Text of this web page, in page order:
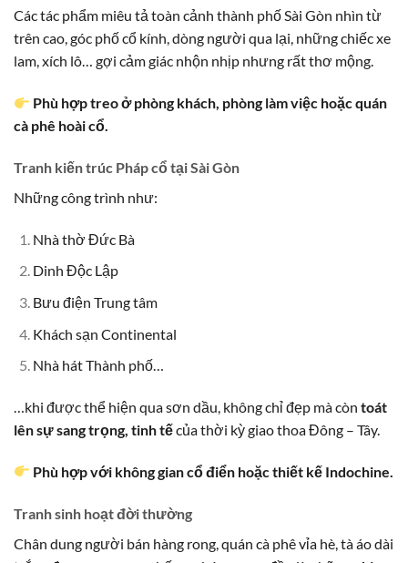
Các tác phẩm miêu tả toàn cảnh thành phố Sài Gòn nhìn từ
trên cao, góc phố cổ kính, dòng người qua lại, những chiếc xe
lam, xích lô… gợi cảm giác nhộn nhịp nhưng rất thơ mộng.
Phù hợp treo ở phòng khách, phòng làm việc hoặc quán
cà phê hoài cổ.
Tranh kiến trúc Pháp cổ tại Sài Gòn
Những công trình như:
Nhà thờ Đức Bà
Dinh Độc Lập
Bưu điện Trung tâm
Khách sạn Continental
Nhà hát Thành phố…
…khi được thể hiện qua sơn dầu, không chỉ đẹp mà còn toát
lên sự sang trọng, tinh tếcủa thời kỳ giao thoa Đông – Tây.
Phù hợp với không gian cổ điển hoặc thiết kế Indochine.
Tranh sinh hoạt đời thường
Chân dung người bán hàng rong, quán cà phê vỉa hè, tà áo dài